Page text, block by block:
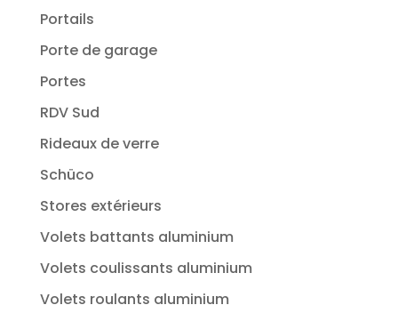
Portails
Porte de garage
Portes
RDV Sud
Rideaux de verre
Schüco
Stores extérieurs
Volets battants aluminium
Volets coulissants aluminium
Volets roulants aluminium